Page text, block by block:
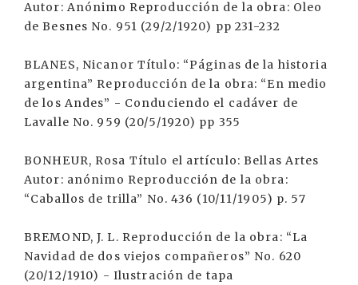
Autor: Anónimo Reproducción de la obra: Oleo
de Besnes No. 951 (29/2/1920) pp 231-232
BLANES, Nicanor Título: “Páginas de la historia
argentina” Reproducción de la obra: “En medio
de los Andes” - Conduciendo el cadáver de
Lavalle No. 959 (20/5/1920) pp 355
BONHEUR, Rosa Título el artículo: Bellas Artes
Autor: anónimo Reproducción de la obra:
“Caballos de trilla” No. 436 (10/11/1905) p. 57
BREMOND, J. L. Reproducción de la obra: “La
Navidad de dos viejos compañeros” No. 620
(20/12/1910) - Ilustración de tapa